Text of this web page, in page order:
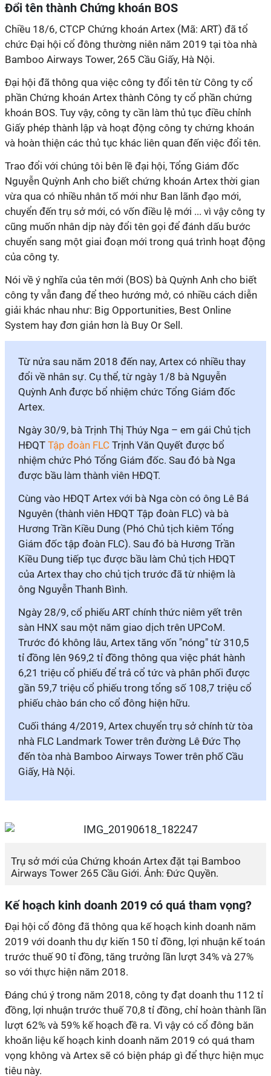
Đổi tên thành Chứng khoán BOS
Chiều 18/6, CTCP Chứng khoán Artex (Mã: ART) đã tổ
chức Đại hội cổ đông thường niên năm 2019 tại tòa nhà
Bamboo Airways Tower, 265 Cầu Giấy, Hà Nội.
Đại hội đã thông qua việc công ty đổi tên từ Công ty cổ
phần Chứng khoán Artex thành Công ty cổ phần chứng
khoán BOS. Tuy vậy, công ty cần làm thủ tục điều chỉnh
Giấy phép thành lập và hoạt động công ty chứng khoán
và hoàn thiện các thủ tục khác liên quan đến việc đổi tên.
Trao đổi với chúng tôi bên lề đại hội, Tổng Giám đốc
Nguyễn Quỳnh Anh cho biết chứng khoán Artex thời gian
vừa qua có nhiều nhân tố mới như Ban lãnh đạo mới,
chuyển đến trụ sở mới, có vốn điều lệ mới ... vì vậy công ty
cũng muốn nhân dịp này đổi tên gọi để đánh dấu bước
chuyển sang một giai đoạn mới trong quá trình hoạt động
của công ty.
Nói về ý nghĩa của tên mới (BOS) bà Quỳnh Anh cho biết
công ty vẫn đang để theo hướng mở, có nhiều cách diễn
giải khác nhau như: Big Opportunities, Best Online
System hay đơn giản hơn là Buy Or Sell.
Từ nửa sau năm 2018 đến nay, Artex có nhiều thay
đổi về nhân sự. Cụ thể, từ ngày 1/8 bà Nguyễn
Quỳnh Anh được bổ nhiệm chức Tổng Giám đốc
Artex.
Ngày 30/9, bà Trịnh Thị Thúy Nga – em gái Chủ tịch
HĐQT Tập đoàn FLC Trịnh Văn Quyết được bổ
nhiệm chức Phó Tổng Giám đốc. Sau đó bà Nga
được bầu làm thành viên HĐQT.
Cùng vào HĐQT Artex với bà Nga còn có ông Lê Bá
Nguyên (thành viên HĐQT Tập đoàn FLC) và bà
Hương Trần Kiều Dung (Phó Chủ tịch kiêm Tổng
Giám đốc tập đoàn FLC). Sau đó bà Hương Trần
Kiều Dung tiếp tục được bầu làm Chủ tịch HĐQT
của Artex thay cho chủ tịch trước đã từ nhiệm là
ông Nguyễn Thanh Bình.
Ngày 28/9, cổ phiếu ART chính thức niêm yết trên
sàn HNX sau một năm giao dịch trên UPCoM.
Trước đó không lâu, Artex tăng vốn "nóng" từ 310,5
tỉ đồng lên 969,2 tỉ đồng thông qua việc phát hành
6,21 triệu cổ phiếu để trả cổ tức và phân phối được
gần 59,7 triệu cổ phiếu trong tổng số 108,7 triệu cổ
phiếu chào bán cho cổ đông hiện hữu.
Cuối tháng 4/2019, Artex chuyển trụ sở chính từ tòa
nhà FLC Landmark Tower trên đường Lê Đức Thọ
đến tòa nhà Bamboo Airways Tower trên phố Cầu
Giấy, Hà Nội.
Trụ sở mới của Chứng khoán Artex đặt tại Bamboo
Airways Tower 265 Cầu Giới. Ảnh: Đức Quyền.
Kế hoạch kinh doanh 2019 có quá tham vọng?
Đại hội cổ đông đã thông qua kế hoạch kinh doanh năm
2019 với doanh thu dự kiến 150 tỉ đồng, lợi nhuận kế toán
trước thuế 90 tỉ đồng, tăng trưởng lần lượt 34% và 27%
so với thực hiện năm 2018.
Đáng chú ý trong năm 2018, công ty đạt doanh thu 112 tỉ
đồng, lợi nhuận trước thuế 70,8 tỉ đồng, chỉ hoàn thành lần
lượt 62% và 59% kế hoạch đề ra. Vì vậy có cổ đông băn
khoăn liệu kế hoạch kinh doanh năm 2019 có quá tham
vọng không và Artex sẽ có biện pháp gì để thực hiện mục
tiêu này.